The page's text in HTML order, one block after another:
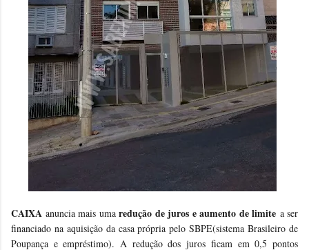
CAIXA anuncia mais uma redução de juros e aumento de limite a ser
financiado na aquisição da casa própria pelo SBPE(sistema Brasileiro de
Poupança e empréstimo). A redução dos juros ficam em 0,5 pontos